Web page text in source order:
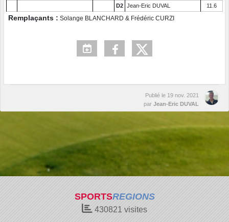
D2 Jean-Eric DUVAL 11.6
Remplaçants : Solange BLANCHARD & Frédéric CURZI
Publié le 19 nov. 2021
par Jean-Eric DUVAL
SPORTSREGIONS
430821 visites